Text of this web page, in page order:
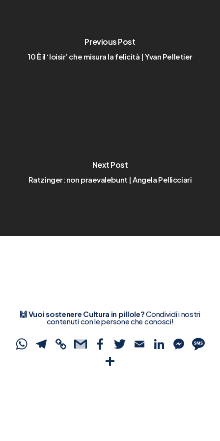
Previous Post
10 È il ‘loisir’ che misura la felicità | Yvan Pelletier
Next Post
Ratzinger: non praevalebunt | Angela Pellicciari
🙌 Vuoi sostenere Cultura in pillole?Condividi i nostri
contenuti con le persone che conosci!
WhatsApp
Telegram
CopyGmailFacebook
Twitter
Email